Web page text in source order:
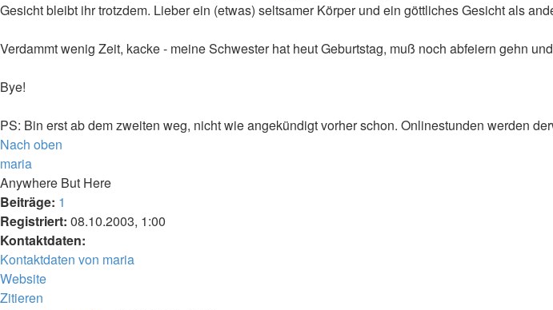
Gesicht bleibt ihr trotzdem. Lieber ein (etwas) seltsamer Körper und ein göttliches Gesicht als
Verdammt wenig Zeit, kacke - meine Schwester hat heut Geburtstag, muß noch abfeiern gehn
Bye!
PS: Bin erst ab dem zweiten weg, nicht wie angekündigt vorher schon. Onlinestunden werden
Nach oben
maria
Anywhere But Here
Beiträge: 1
Registriert: 08.10.2003, 1:00
Kontaktdaten:
Kontaktdaten von maria
Website
Zitieren